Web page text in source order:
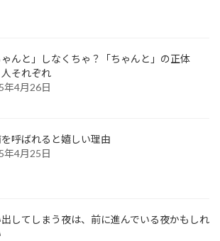
ゃんと」しなくちゃ？「ちゃんと」の正体
人それぞれ
年4月26日
呼ばれると嬉しい理由
年4月25日
してしまう夜は、前に進んでいる夜かもしれ